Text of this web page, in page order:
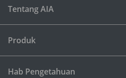
Tentang AIA
Produk
Hab Pengetahuan